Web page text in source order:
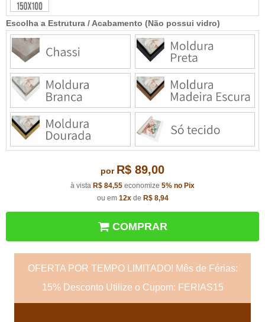
Escolha a Estrutura / Acabamento (Não possui vidro)
por R$ 89,00
à vista R$ 84,55 economize 5% no Pix
ou em 12xde R$ 8,94
COMPRAR
OFERTA POR TEMPO LIMITADO! Mês de Férias:
15% Desconto Utilize o Cupom: FERIAS15